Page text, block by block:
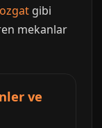
gibi
mekanlar
ve